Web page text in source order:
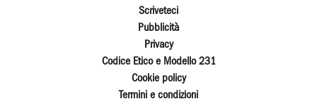
Scriveteci
Pubblicità
Privacy
Codice Etico e Modello 231
Cookie policy
Termini e condizioni